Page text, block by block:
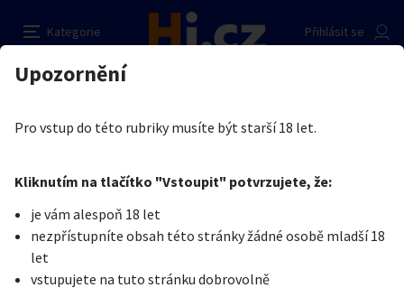
Kategorie
Přihlásit se
Auto-moto
Reality a bydlení Seznamka
Zvířata
Stroje a nářadí PC a elektro Sport a hobby
Sběratelství
Erotika Ostatní a související
Je nám líto, ale tenhle inzerát již není aktuální.
Napiš ..
Prodávající
Pošlete uživateli zprávu
Nahlásit inzerát
Upozornění
Pro vstup do této rubriky musíte být starší 18 let.
Kliknutím na tlačítko "Vstoupit" potvrzujete, že:
je vám alespoň 18 let
nezpřístupníte obsah této stránky žádné osobě mladší 18
let
vstupujete na tuto stránku dobrovolně